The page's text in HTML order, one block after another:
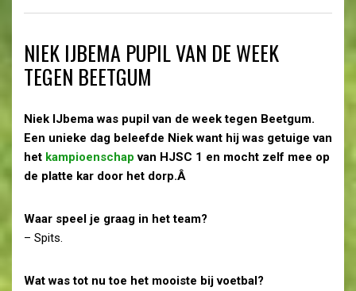
NIEK IJBEMA PUPIL VAN DE WEEK
TEGEN BEETGUM
Niek IJbema was pupil van de week tegen Beetgum.
Een unieke dag beleefde Niek want hij was getuige van
het kampioenschap van HJSC 1 en mocht zelf mee op
de platte kar door het dorp.Â
Waar speel je graag in het team?
– Spits.
Wat was tot nu toe het mooiste bij voetbal?